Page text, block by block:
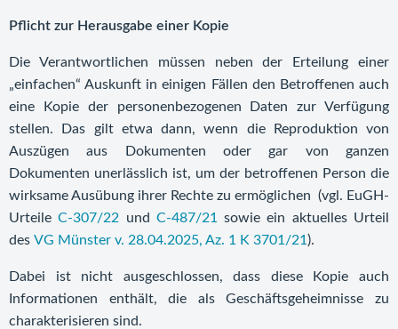
Pflicht zur Herausgabe einer Kopie
Die Verantwortlichen müssen neben der Erteilung einer
„einfachen“ Auskunft in einigen Fällen den Betroffenen auch
eine Kopie der personenbezogenen Daten zur Verfügung
stellen. Das gilt etwa dann, wenn die Reproduktion von
Auszügen aus Dokumenten oder gar von ganzen
Dokumenten unerlässlich ist, um der betroffenen Person die
wirksame Ausübung ihrer Rechte zu ermöglichen (vgl. EuGH-
UrteileC-307/22 und C-487/21
sowie ein aktuelles Urteil
des VG Münster v. 28.04.2025, Az. 1 K 3701/21 ).
Dabei ist nicht ausgeschlossen, dass diese Kopie auch
Informationen enthält, die als Geschäftsgeheimnisse zu
charakterisieren sind.